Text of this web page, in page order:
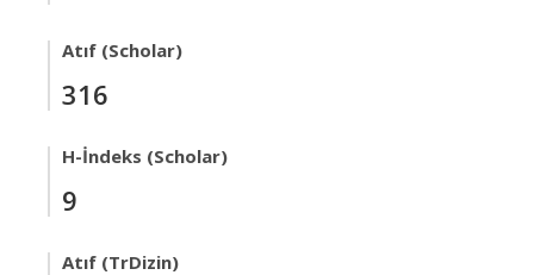
Atıf (Scholar)
316
H-İndeks (Scholar)
9
Atıf (TrDizin)